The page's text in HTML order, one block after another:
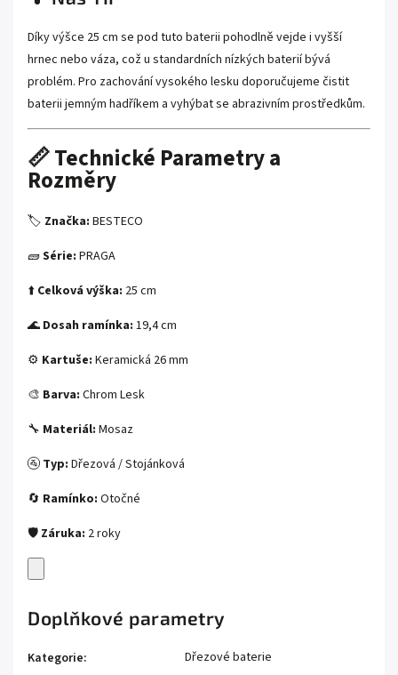
Díky výšce 25 cm se pod tuto baterii pohodlně vejde i vyšší
hrnec nebo váza, což u standardních nízkých baterií bývá
problém. Pro zachování vysokého lesku doporučujeme čistit
baterii jemným hadříkem a vyhýbat se abrazivním prostředkům.
📏 Technické Parametry a
Rozměry
🏷️ Značka: BESTECO
🧱Série: PRAGA
⬆️ Celková výška: 25 cm
🌊 Dosah ramínka: 19,4 cm
⚙️ Kartuše: Keramická 26 mm
🎨 Barva: Chrom Lesk
🔧 Materiál: Mosaz
🚰 Typ: Dřezová / Stojánková
🔄 Ramínko: Otočné
🛡️ Záruka: 2 roky
Doplňkové parametry
Kategorie:
Dřezové baterie